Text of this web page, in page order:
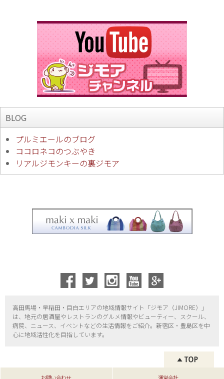
BLOG
プルミエールのブログ
ココロネコのつぶやき
リアルジモンキーの裏ジモア
高田馬場・早稲田・目白エリアの地域情報サイト「ジモア（JIMORE）」
は、地元の居酒屋やレストランのグルメ情報やビューティー、
スクール、
病院、ニュース、イベントなどの生活情報をご紹介。新宿区・ 豊島区を中
心に地域活性化を目指しています。